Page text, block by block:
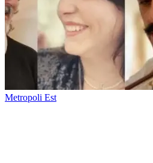
Metropoli Est